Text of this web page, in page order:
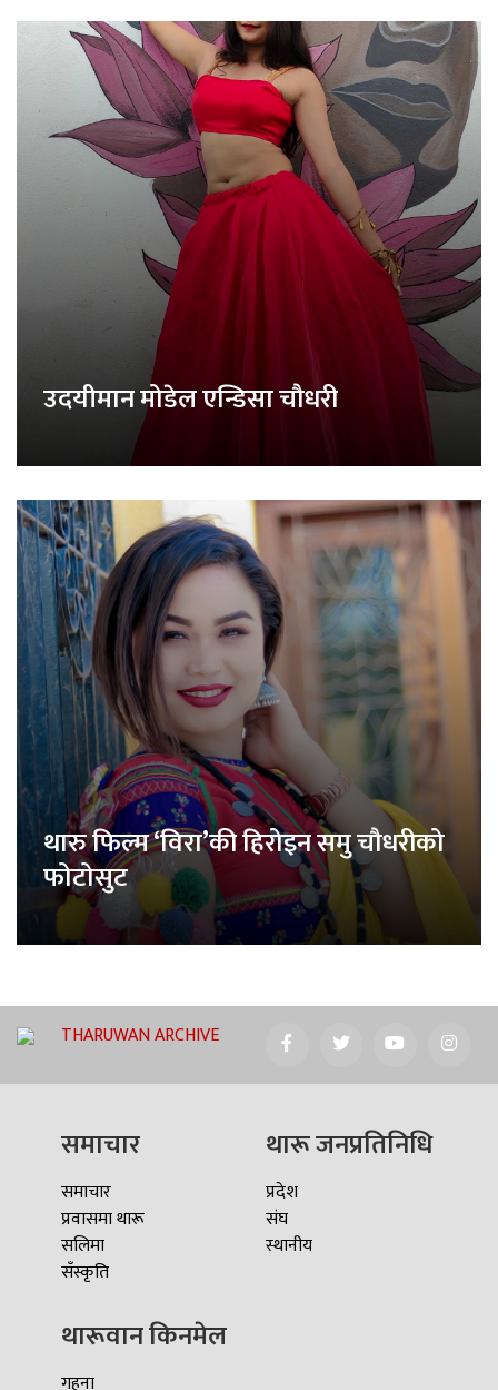
उदयीमान मोडेल एन्डिसा चौधरी
थारु फिल्म ‘विरा’की हिरोइन समु चौधरीको
फोटोसुट
THARUWAN ARCHIVE
समाचार
समाचार
प्रवासमा थारू
सलिमा
सँस्कृति
थारू जनप्रतिनिधि
प्रदेश
संघ
स्थानीय
थारूवान किनमेल
गहना